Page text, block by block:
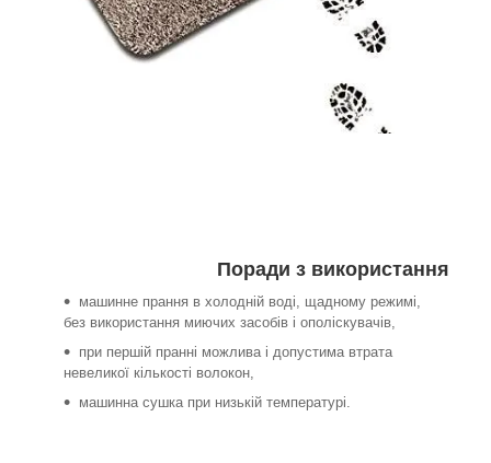
Поради з використання
машинне прання в холодній воді, щадному режимі,
без використання миючих засобів і ополіскувачів,
при першій пранні можлива і допустима втрата
невеликої кількості волокон,
машинна сушка при низькій температурі.